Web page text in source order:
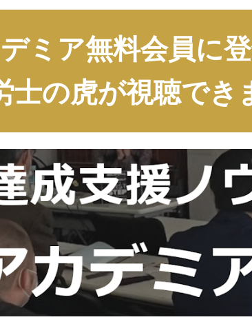
ミア無料会員に登
士の虎が視聴でき